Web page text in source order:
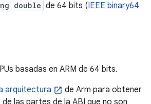
double de 64 bits (IEEE binary64
basadas en ARM de 64 bits.
arquitectura
de Arm para obtener
las partes de la ABI que no son